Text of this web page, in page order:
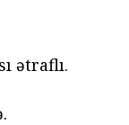
ətraflı.